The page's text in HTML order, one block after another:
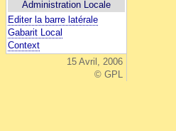
Administration Locale
Editer la barre latérale
Gabarit Local
Context
15 Avril, 2006
© GPL